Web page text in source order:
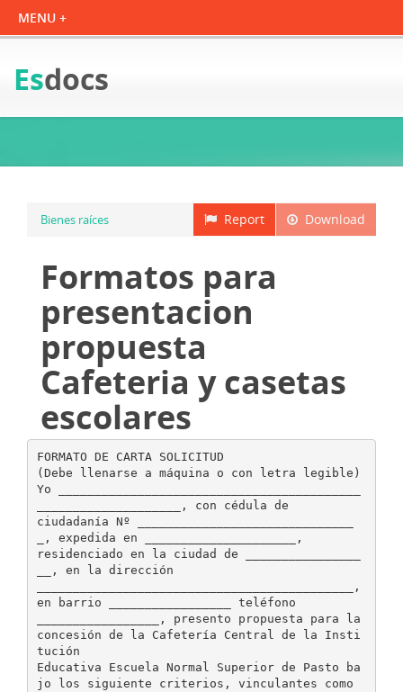
Esdocs
Download
Report
Bienes raíces
Formatos para
presentacion
propuesta
Cafeteria y casetas
escolares
FORMATO DE CARTA SOLICITUD
(Debe llenarse a máquina o con letra legible)
Yo __________________________________________
____________________, con cédula de
ciudadanía Nº ______________________________
_, expedida en _____________________,
residenciado en la ciudad de ________________
__, en la dirección
____________________________________________,
en barrio _________________ teléfono
_________________, presento propuesta para la
concesión de la Cafetería Central de la Insti
tución
Educativa Escuela Normal Superior de Pasto ba
jo los siguiente criterios, vinculantes como